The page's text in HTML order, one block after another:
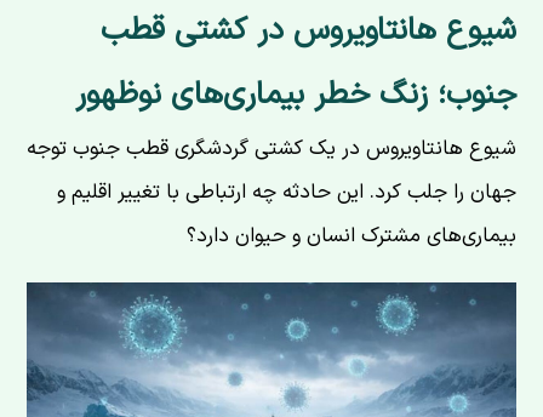
شیوع هانتاویروس در کشتی قطب
جنوب؛ زنگ خطر بیماری‌های نوظهور
شیوع هانتاویروس در یک کشتی گردشگری قطب جنوب توجه
جهان را جلب کرد. این حادثه چه ارتباطی با تغییر اقلیم و
بیماری‌های مشترک انسان و حیوان دارد؟